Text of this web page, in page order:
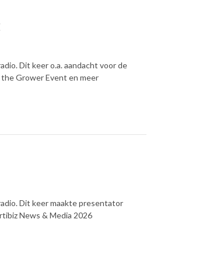
Dit keer o.a. aandacht voor de
Grower Event en meer
Dit keer maakte presentator
News & Media 2026